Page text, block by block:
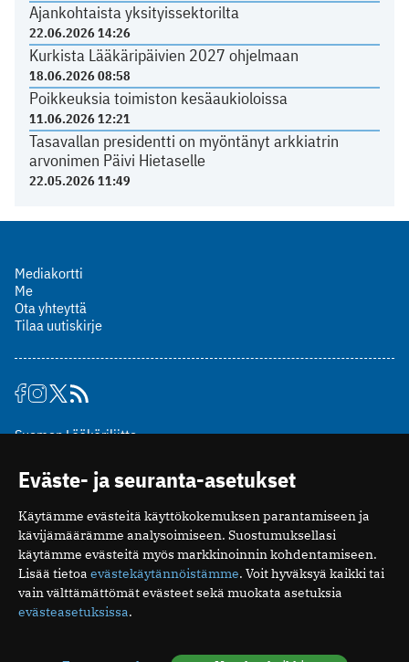
Ajankohtaista yksityissektorilta
22.06.2026 14:26
Kurkista Lääkäripäivien 2027 ohjelmaan
18.06.2026 08:58
Poikkeuksia toimiston kesäaukioloissa
11.06.2026 12:21
Tasavallan presidentti on myöntänyt arkkiatrin
arvonimen Päivi Hietaselle
22.05.2026 11:49
Mediakortti
Me
Ota yhteyttä
Tilaa uutiskirje
Suomen Lääkäriliitto
00510 Helsinki
puh. (09) 393 091
toimitus@potilaanlaakarilehti.fi
ISSN 2323-9476
Eväste- ja seuranta-asetukset
Käytämme evästeitä käyttökokemuksen parantamiseen ja
kävijämäärämme analysoimiseen. Suostumuksellasi
käytämme evästeitä myös markkinoinnin kohdentamiseen.
Lisää tietoa evästekäytännöistämme. Voit hyväksyä kaikki tai
vain välttämättömät evästeet sekä muokata asetuksia
evästeasetuksissa.